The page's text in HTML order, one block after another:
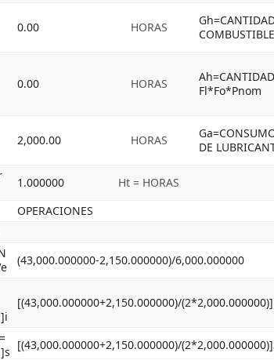
0.00 HORAS
0.00 HORAS
Fl*Fo*Pnom
2,000.00 HORAS
DE
1.000000
Ht = HORAS
OPERACIONES
(43,000.000000-2,150.000000)/6,000.000000
[(43,000.000000+2,150.000000)/
[(43,000.000000+2,150.000000)/